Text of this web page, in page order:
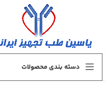
دسته بندی محصولات